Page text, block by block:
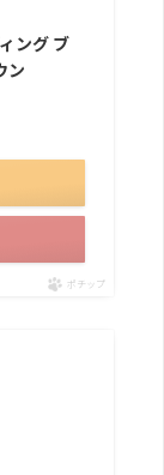
ング ブ
ン
ポチップ